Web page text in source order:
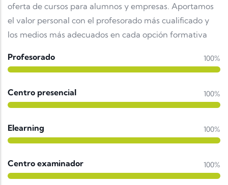
oferta de cursos para alumnos y empresas. Aportamos
el valor personal con el profesorado más cualificado y
los medios más adecuados en cada opción formativa
Profesorado 100%
Centro presencial 100%
Elearning 100%
Centro examinador 100%